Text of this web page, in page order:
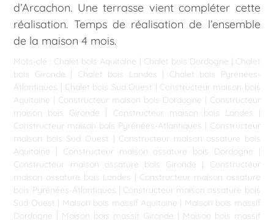
d’Arcachon. Une terrasse vient compléter cette
réalisation. Temps de réalisation de l’ensemble
de la maison 4 mois.
Mots-clé : Chalet bois Aquitaine | Chalet bois Dordogne | Chalet
bois Gironde | Chalet bois Landes | Chalet bois Pyrénées-
Atlantiques | Chalet bois Sud Ouest | Constructeur maison bois
Aquitaine | Constructeur maison bois Dordogne | Constructeur
maison bois Gironde | Constructeur maison bois Landes |
Constructeur maison bois Pyrénées-Atlantiques | Constructeur
maison bois Sud Ouest | Constructeur maison ossature bois
Aquitaine | Constructeur maison ossature bois Dordogne |
Constructeur maison ossature bois Gironde | Constructeur
maison ossature bois Landes | Constructeur maison ossature
bois Pyrénées-Atlantiques | Constructeur maison ossature bois
Sud Ouest | Maison bois massif Aquitaine | Maison bois massif
Dordogne | Maison bois massif Gironde | Maison bois massif